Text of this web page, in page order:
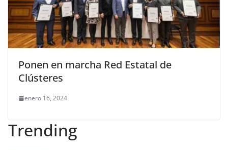
Ponen en marcha Red Estatal de
Clústeres
enero 16, 2024
Trending